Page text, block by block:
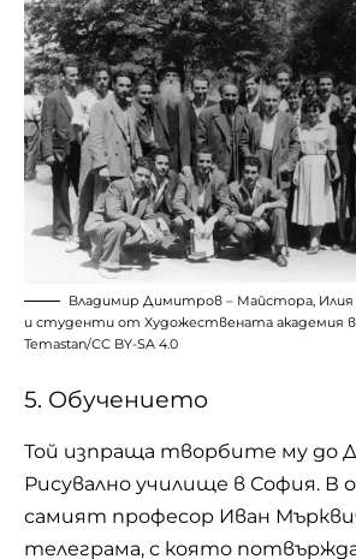
Владимир Димитров – Майстора, Илия
и студенти от Художествената академия в
Temastan/CC BY-SA 4.0
5. Обучението
Той изпраща творбите му до
Рисувално училище в София. В
самият професор Иван
телеграма, с която